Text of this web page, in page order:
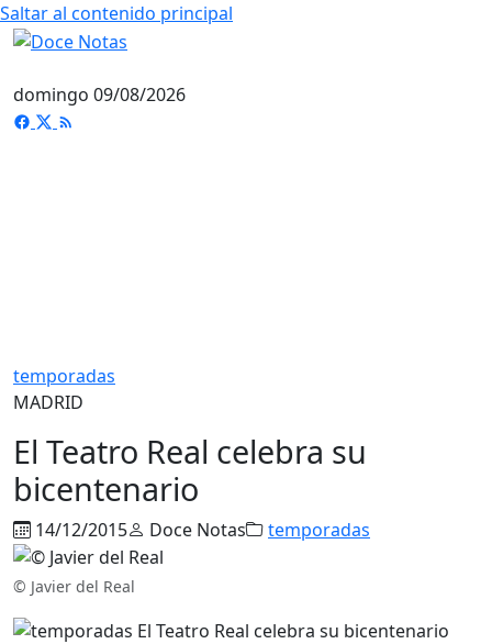
Saltar al contenido principal
domingo 09/08/2026
temporadas
MADRID
El Teatro Real celebra su
bicentenario
14/12/2015 Doce Notas temporadas
© Javier del Real